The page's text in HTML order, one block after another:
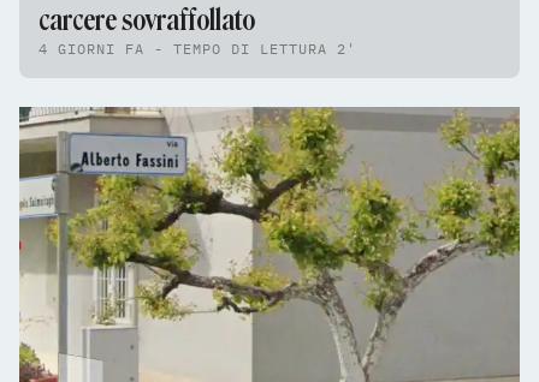
carcere sovraffollato
4 GIORNI FA - TEMPO DI LETTURA 2'